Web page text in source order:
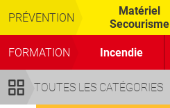
TOUTES LES CATÉGORIES
PRÉVENTION
Matériel
Secourisme
FORMATION Incendie